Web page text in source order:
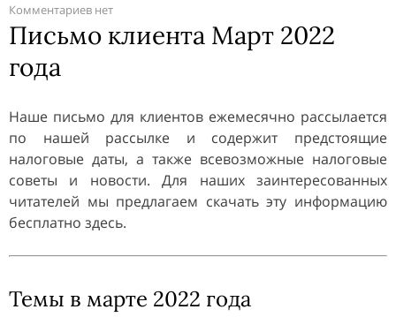
Комментариев нет
Письмо клиента Март 2022
года
Наше письмо для клиентов ежемесячно рассылается
по нашей рассылке и содержит предстоящие
налоговые даты, а также всевозможные налоговые
советы и новости. Для наших заинтересованных
читателей мы предлагаем скачать эту информацию
бесплатно здесь.
Темы в марте 2022 года